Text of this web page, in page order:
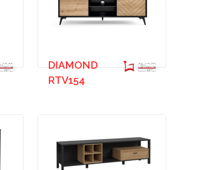
DIAMOND
RTV154